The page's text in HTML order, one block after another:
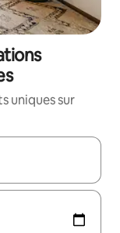
uniques sur
flèches vers le